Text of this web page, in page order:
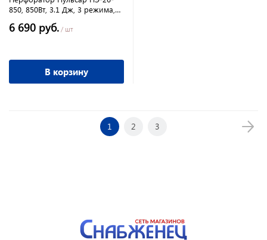
850, 850Вт, 3.1 Дж, 3 режима,
6 690 руб. / шт
В корзину
1 2 3